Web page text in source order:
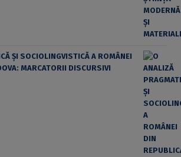
ȘI SOCIOLINGVISTICĂ A ROMÂNEI
MARCATORII DISCURSIVI